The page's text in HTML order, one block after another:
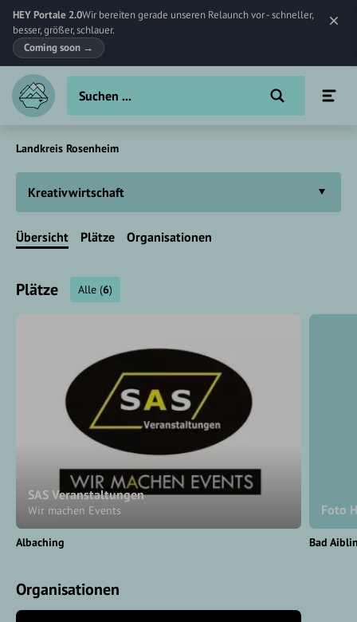
HEY Portale 2.0Wir bereiten gerade unseren Relaunch vor - schneller,
besser, größer, schlauer.
Coming soon →
Landkreis Rosenheim
Kreativwirtschaft
Übersicht Plätze Organisationen
Plätze Alle (6)
SAS Veranstaltungen
Wir machen Events
Albaching
Foto
Bad
Organisationen